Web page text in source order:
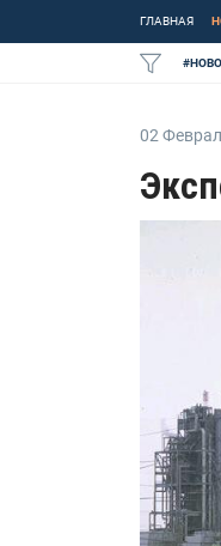
ГЛАВНАЯ
#
02